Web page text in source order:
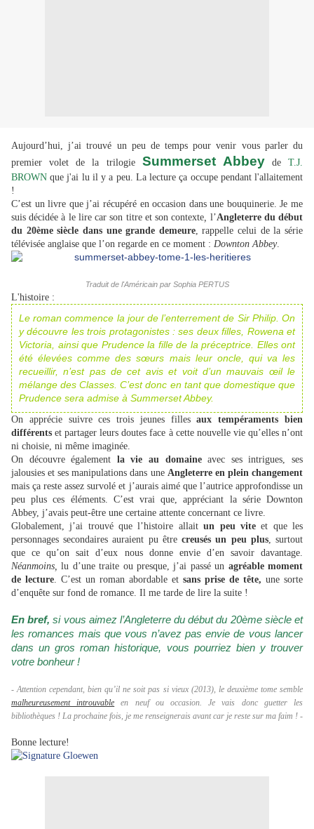
Aujourd’hui, j’ai trouvé un peu de temps pour venir vous parler du
premier volet de la trilogie Summerset Abbeyde T.J.
BROWN que j'ai lu il y a peu. La lecture ça occupe pendant l'allaitement
!
C’est un livre que j’ai récupéré en occasion dans une bouquinerie. Je me
suis décidée à le lire car son titre et son contexte, l’Angleterre du début
du 20ème siècle dans une grande demeure, rappelle celui de la série
télévisée anglaise que l’on regarde en ce moment : Downton Abbey.
Traduit de l'Américain par Sophia PERTUS
L'histoire :
Le roman commence la jour de l’enterrement de Sir Philip. On
y découvre les trois protagonistes : ses deux filles, Rowena et
Victoria, ainsi que Prudence la fille de la préceptrice. Elles ont
été élevées comme des sœurs mais leur oncle, qui va les
recueillir, n’est pas de cet avis et voit d’un mauvais œil le
mélange des Classes. C’est donc en tant que domestique que
Prudence sera admise à Summerset Abbey.
On apprécie suivre ces trois jeunes fillesaux tempéraments bien
différents et partager leurs doutes face à cette nouvelle vie qu’elles n’ont
ni choisie, ni même imaginée.
On découvre également la vie au domaineavec ses intrigues, ses
jalousies et ses manipulations dans une Angleterre en plein changement
mais ça reste assez survolé et j’aurais aimé que l’autrice approfondisse un
peu plus ces éléments. C’est vrai que, appréciant la série Downton
Abbey, j’avais peut-être une certaine attente concernant ce livre.
Globalement, j’ai trouvé que l’histoire allaitun peu viteet que les
personnages secondaires auraient pu êtrecreusés un peu plus, surtout
que ce qu’on sait d’eux nous donne envie d’en savoir davantage.
Néanmoins, lu d’une traite ou presque, j’ai passé un agréable moment
de lecture. C’est un roman abordable et sans prise de tête, une sorte
d’enquête sur fond de romance. Il me tarde de lire la suite !
En bref, si vous aimez l’Angleterre du début du 20ème siècle et
les romances mais que vous n’avez pas envie de vous lancer
dans un gros roman historique, vous pourriez bien y trouver
votre bonheur !
- Attention cependant, bien qu’il ne soit pas si vieux (2013), le deuxième tome semble
malheureusement introuvable
en neuf ou occasion. Je vais donc guetter les
bibliothèques ! La prochaine fois, je me renseignerais avant car je reste sur ma faim ! -
Bonne lecture!